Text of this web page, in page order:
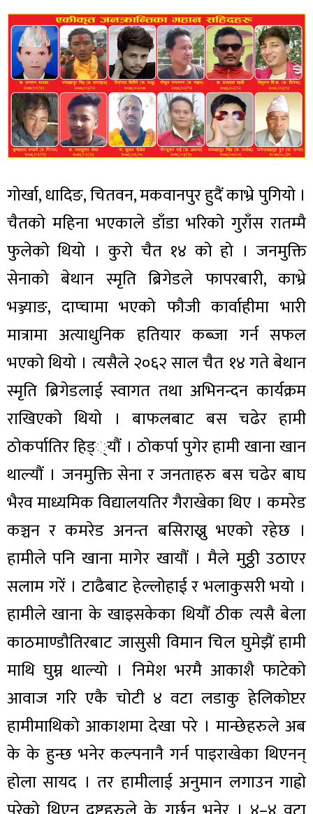
गोर्खा, धादिङ, चितवन, मकवानपुर हुदैं काभ्रे पुगियो ।
चैतको महिना भएकाले डाँडा भरिको गुराँस रातम्मै
फुलेको थियो । कुरो चैत १४ को हो । जनमुक्ति
सेनाको बेथान स्मृति ब्रिगेडले फापरबारी, काभ्रे
भञ्ज्याङ, दाप्चामा भएको फौजी कार्वाहीमा भारी
मात्रामा अत्याधुनिक हतियार कब्जा गर्न सफल
भएको थियो । त्यसैले २०६२ साल चैत १४ गते बेथान
स्मृति ब्रिगेडलाई स्वागत तथा अभिनन्दन कार्यक्रम
राखिएको थियो । बाफलबाट बस चढेर हामी
ठोकर्पातिर हिड््यौं । ठोकर्पा पुगेर हामी खाना खान
थाल्यौं । जनमुक्ति सेना र जनताहरु बस चढेर बाघ
भैरव माध्यमिक विद्यालयतिर गैराखेका थिए । कमरेड
कञ्चन र कमरेड अनन्त बसिराख्नु भएको रहेछ ।
हामीले पनि खाना मागेर खायौं । मैले मुठ्ठी उठाएर
सलाम गरें । टाढैबाट हेल्लोहाई र भलाकुसरी भयो ।
हामीले खाना के खाइसकेका थियौं ठीक त्यसै बेला
काठमाण्डौतिरबाट जासुसी विमान चिल घुमेझैं हामी
माथि घुम्न थाल्यो । निमेश भरमै आकाशै फाटेको
आवाज गरि एकै चोटी ४ वटा लडाकु हेलिकोप्टर
हामीमाथिको आकाशमा देखा परे । मान्छेहरुले अब
के के हुन्छ भनेर कल्पनानै गर्न पाइराखेका थिएनन्
होला सायद । तर हामीलाई अनुमान लगाउन गाह्रो